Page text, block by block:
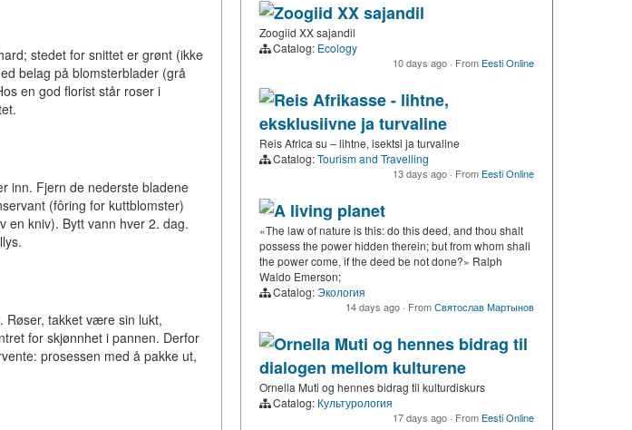
stedet for snittet er grønt (ikke
belag på blomsterblader (grå
en god florist står roser i
inn. Fjern de nederste bladene
(fôring for kuttblomster)
en kniv). Bytt vann hver 2. dag.
takket være sin lukt,
for skjønnhet i pannen. Derfor
prosessen med å pakke ut,
Zoogiid XX sajandil
Zoogiid XX sajandil
Catalog: Ecology
10 days ago · From Eesti Online
Reis Afrikasse - lihtne,
eksklusiivne ja turvaline
Reis Africa su – lihtne, isektsi ja turvaline
Catalog:Tourism and Travelling
13 days ago · From Eesti Online
A living planet
«The law of nature is this: do this deed, and thou shalt
possess the power hidden therein; but from whom shall
the power come, if the deed be not done?» Ralph
Waldo Emerson;
Catalog:Экология
14 days ago · FromСвятослав Мартынов
Ornella Muti og hennes bidrag til
dialogen mellom kulturene
Ornella Muti og hennes bidrag til kulturdiskurs
Catalog: Культурология
17 days ago · From Eesti Online